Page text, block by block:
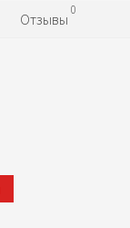
Отзывы
0